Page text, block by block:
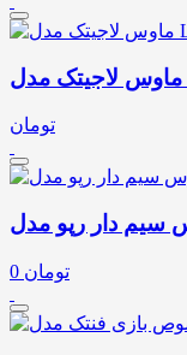
تومان
0 تومان